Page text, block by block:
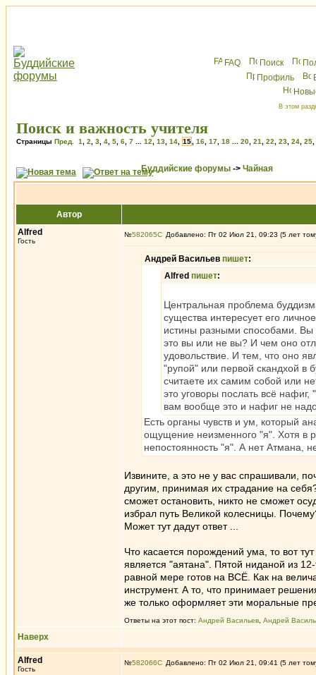
FAQ Поиск
Профиль
В этом
Поиск и важность учителя
Страницы Пред. 1 2 3 4 5 6 7 12 13 14 15 16 17 18 20 21 22 23 24 25
Буддийские форумы -> Чайная
Автор
Alfred
Гость
№582065 Добавлено: Пт 02 Июл 21, 09:23 (5 лет
Андрей Васильев пишет:
Alfred пишет:
Центральная проблема
существа интересует его
истины разными способами. Вы
это вы или не вы? И чем оно
удовольствие. И тем, что оно
"рупой" или первой скандхой в
считаете их самим собой или
это уговоры послать всё
вам вообще это и нафиг не
Есть органы чувств и ум, который
ощущение неизменного "я". Хотя в
непостоянность "я". А нет Атмана,
Извините, а это не у вас спрашивали,
другим, принимая их страдание на
сможет остановить, никто не сможет
избрал путь Великой колесницы.
Может тут дадут ответ ...
Что касается порождений ума, то вот
является "аятана". Пятой ниданой из
равной мере готов на ВСЁ. Как на
инструмент. А то, что принимает
же только оформляет эти моральные
Ответы на этот пост: Андрей Васильев Андрей
Наверх
Alfred
Гость
№582066 Добавлено: Пт 02 Июл 21, 09:41 (5 лет